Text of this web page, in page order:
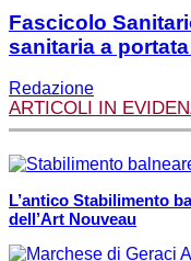
Fascicolo
sanitaria a
Redazione
ARTICOLI IN
L’antico Stabilimento
dell’Art Nouveau